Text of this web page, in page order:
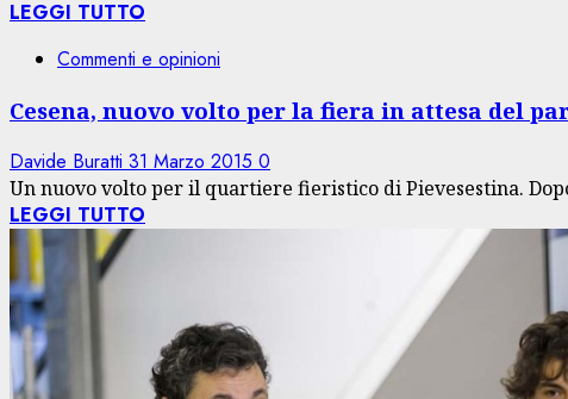
LEGGI TUTTO
Commenti e opinioni
Cesena, nuovo volto per la fiera in attesa del
Davide Buratti 31 Marzo 2015 0
Un nuovo volto per il quartiere fieristico di Pievesestina.
LEGGI TUTTO